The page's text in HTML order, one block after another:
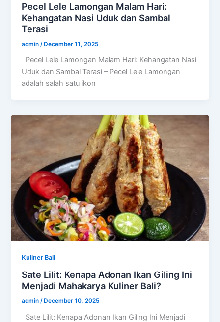
Pecel Lele Lamongan Malam Hari:
Kehangatan Nasi Uduk dan Sambal
Terasi
admin /December 11, 2025
Pecel Lele Lamongan Malam Hari: Kehangatan Nasi
Uduk dan Sambal Terasi – Pecel Lele Lamongan
adalah salah satu ikon
Kuliner Bali
Sate Lilit: Kenapa Adonan Ikan Giling Ini
Menjadi Mahakarya Kuliner Bali?
admin/ December 10, 2025
Sate Lilit: Kenapa Adonan Ikan Giling Ini Menjadi